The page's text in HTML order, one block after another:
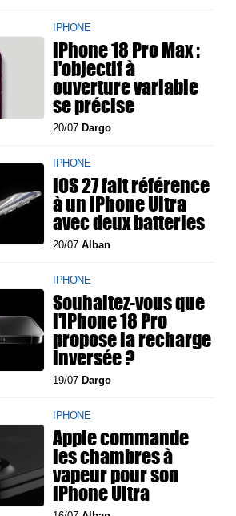
IPHONE
iPhone 18 Pro Max :
l'objectif à
ouverture variable
se précise
20/07 Dargo
IPHONE
iOS 27 fait référence
à un iPhone Ultra
avec deux batteries
20/07Alban
IPHONE
Souhaitez-vous que
l'iPhone 18 Pro
propose la recharge
inversée ?
19/07 Dargo
IPHONE
Apple commande
les chambres à
vapeur pour son
iPhone Ultra